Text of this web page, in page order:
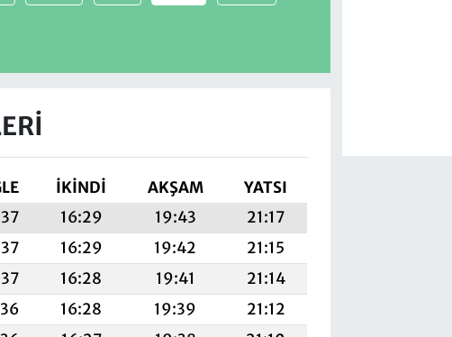
İKINDI AKŞAM
YATSI
16:29 19:43
21:17
16:29 19:42
21:15
16:28 19:41
21:14
16:28 19:39
21:12